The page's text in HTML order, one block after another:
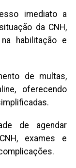
imediato a
da CNH,
habilitação e
de multas,
oferecendo
de agendar
exames e